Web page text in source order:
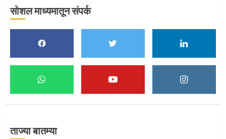
मुख्यमंत्र्यांच्या हस्ते विठ्ठलाची महापूजा
माऊलींच्या पादुकांना नीरा स्नान
सोशल माध्यमातून संपर्क
ताज्या बातम्या